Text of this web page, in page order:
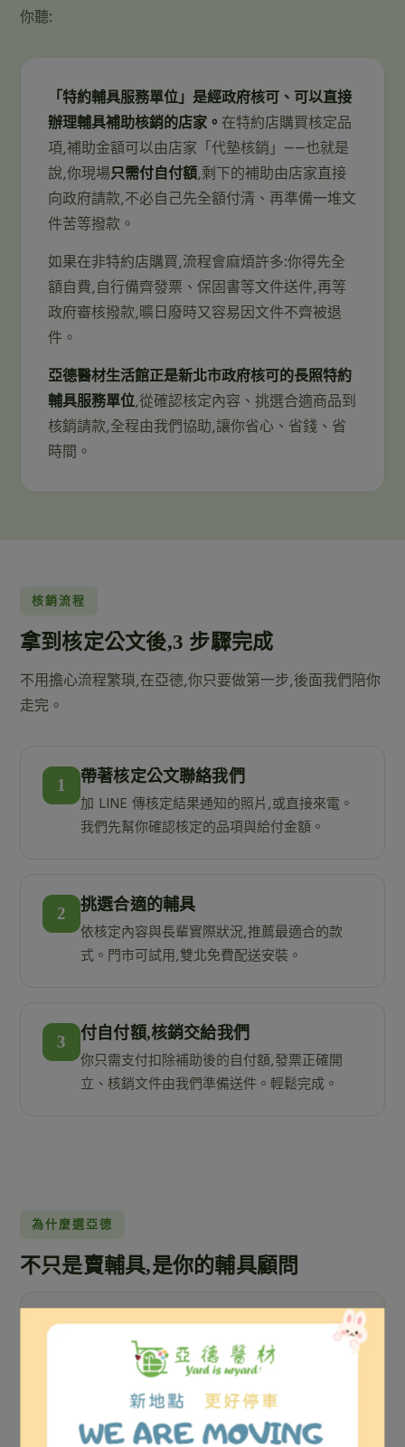
你聽:
「特約輔具服務單位」是經政府核可、可以直接
辦理輔具補助核銷的店家。 在特約店購買核定品
項,補助金額可以由店家「代墊核銷」——也就是
說,你現場只需付自付額,剩下的補助由店家直接
向政府請款,不必自己先全額付清、再準備一堆文
件苦等撥款。
如果在非特約店購買,流程會麻煩許多:你得先全
額自費,自行備齊發票、保固書等文件送件,再等
政府審核撥款,曠日廢時又容易因文件不齊被退
件。
亞德醫材生活館正是新北市政府核可的長照特約
輔具服務單位,從確認核定內容、挑選合適商品到
核銷請款,全程由我們協助,讓你省心、省錢、省
時間。
核銷流程
拿到核定公文後,3 步驟完成
不用擔心流程繁瑣,在亞德,你只要做第一步,後面我們陪你
走完。
1 帶著核定公文聯絡我們
加 LINE 傳核定結果通知的照片,或直接來電。
我們先幫你確認核定的品項與給付金額。
2 挑選合適的輔具
依核定內容與長輩實際狀況,推薦最適合的款
式。門市可試用,雙北免費配送安裝。
3 付自付額,核銷交給我們
你只需支付扣除補助後的自付額,發票正確開
立、核銷文件由我們準備送件。輕鬆完成。
為什麼選亞德
不只是賣輔具,是你的輔具顧問
🏅
政府核可特約資格
新北市長照特約輔具服務單位,補助核銷直接代辦,流程
安心有保障。